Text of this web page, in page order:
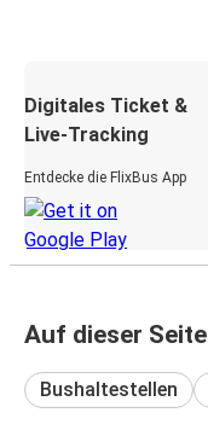
Digitales Ticket &
Live-Tracking
Entdecke die FlixBus App
Auf dieser Seite
Bushaltestellen